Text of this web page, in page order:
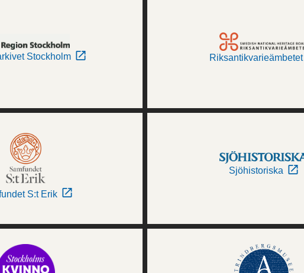
Stockholm Riksantikvarieämbetet
S:t Erik
Sjöhistoriska